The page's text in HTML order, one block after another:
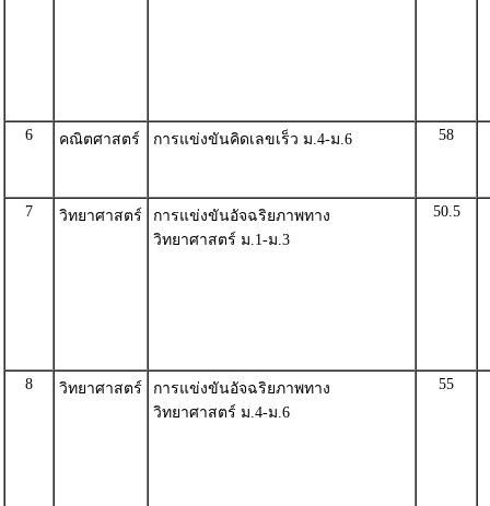
6 คณิตศาสตร์ การแข่งขันคิดเลขเร็ว ม.4-ม.6 58
7 วิทยาศาสตร์
การแข่งขันอัจฉริยภาพทาง
วิทยาศาสตร์ ม.1-ม.3
50.5
8 วิทยาศาสตร์
การแข่งขันอัจฉริยภาพทาง
วิทยาศาสตร์ ม.4-ม.6
55